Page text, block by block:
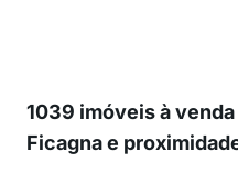
1039 imóveis à
Ficagna e